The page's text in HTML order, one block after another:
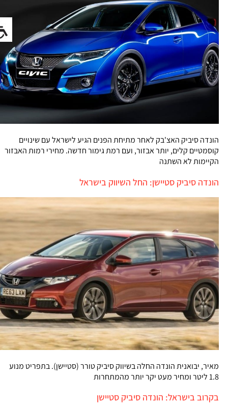
הונדה סיביק האצ'בק לאחר מתיחת הפנים הגיע לישראל עם שינויים
קוסמטיים קלים, יותר אבזור, ועם רמת גימור חדשה. מחירי רמות האבזור
הקיימות לא השתנה
הונדה סיביק סטיישן: החל השיווק בישראל
מאיר, יבואנית הונדה החלה בשיווק סיביק טורר (סטיישן). בתפריט מנוע
1.8 ליטר ומחיר מעט יקר יותר מהמתחרות
בקרוב בישראל: הונדה סיביק סטיישן